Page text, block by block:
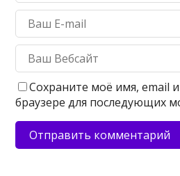
Сохраните моё имя, email
браузере для последующих